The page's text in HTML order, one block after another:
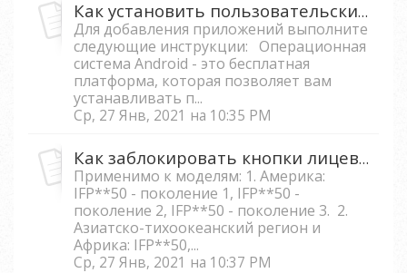
Как установить пользовательские приложения в Android модуль для дисплеев серии IFP50?
Для добавления приложений выполните
следующие инструкции: Операционная
система Android - это бесплатная
платформа, которая позволяет вам
устанавливать п...
Ср, 27 Янв, 2021 на 10:35 PM
Как заблокировать кнопки лицевой панели на IFP5550/IFP6550/ IFP7550/IFP8650?
Применимо к моделям: 1. Америка:
IFP**50 - поколение 1, IFP**50 -
поколение 2, IFP**50 - поколение 3. 2.
Азиатско-тихоокеанский регион и
Африка: IFP**50,...
Ср, 27 Янв, 2021 на 10:37 PM